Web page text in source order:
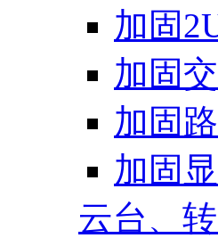
加固
加固
加固
加固
云台、